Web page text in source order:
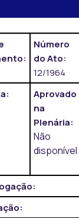
Número
do Ato:
12/1964
Aprovado
na
Plenária:
Não
disponível